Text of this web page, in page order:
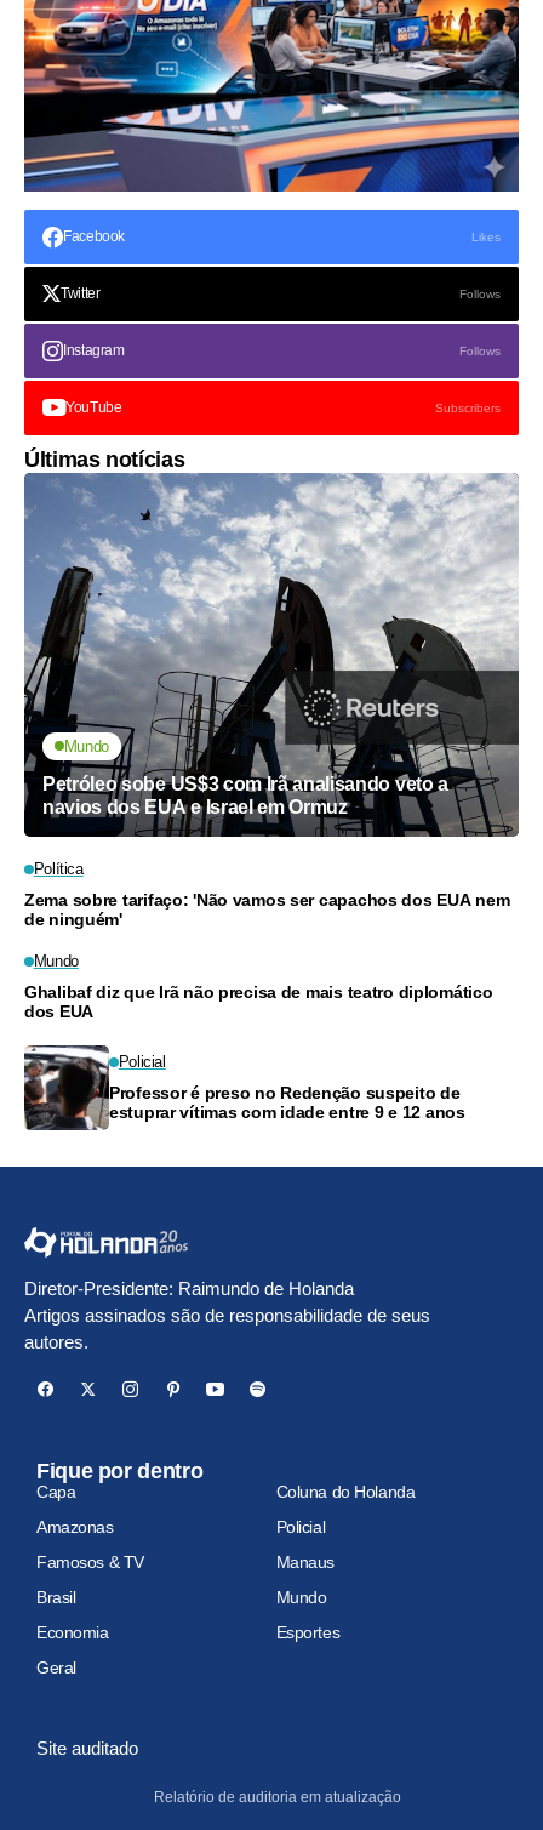
Facebook Likes
Twitter Follows
Instagram Follows
YouTube Subscribers
Últimas notícias
Mundo
Petróleo sobe US$3 com Irã analisando veto a
navios dos EUA e Israel em Ormuz
Política
Zema sobre tarifaço: 'Não vamos ser capachos dos EUA nem
de ninguém'
Mundo
Ghalibaf diz que Irã não precisa de mais teatro diplomático
dos EUA
Policial
Professor é preso no Redenção suspeito de
estuprar vítimas com idade entre 9 e 12 anos
Diretor-Presidente: Raimundo de Holanda
Artigos assinados são de responsabilidade de seus
autores.
Fique por dentro
Capa
Coluna do Holanda
Amazonas
Policial
Famosos & TV
Manaus
Brasil
Mundo
Economia
Esportes
Geral
Site auditado
Relatório de auditoria em atualização